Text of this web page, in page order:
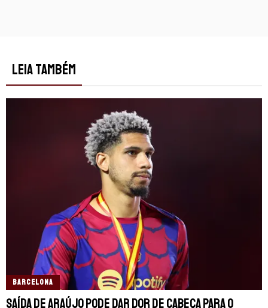
LEIA TAMBÉM
BARCELONA
Saída de Araújo pode dar dor de cabeça para o